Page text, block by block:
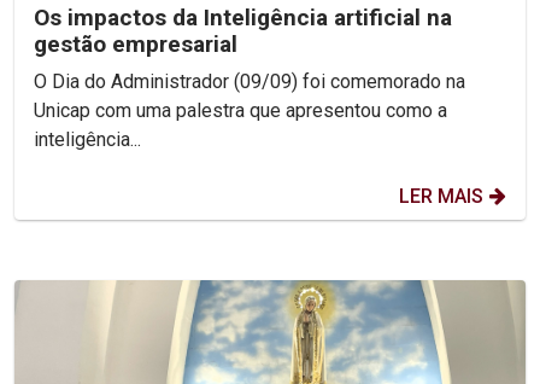
Os impactos da Inteligência artificial na
gestão empresarial
O Dia do Administrador (09/09) foi comemorado na
Unicap com uma palestra que apresentou como a
inteligência...
LER MAIS